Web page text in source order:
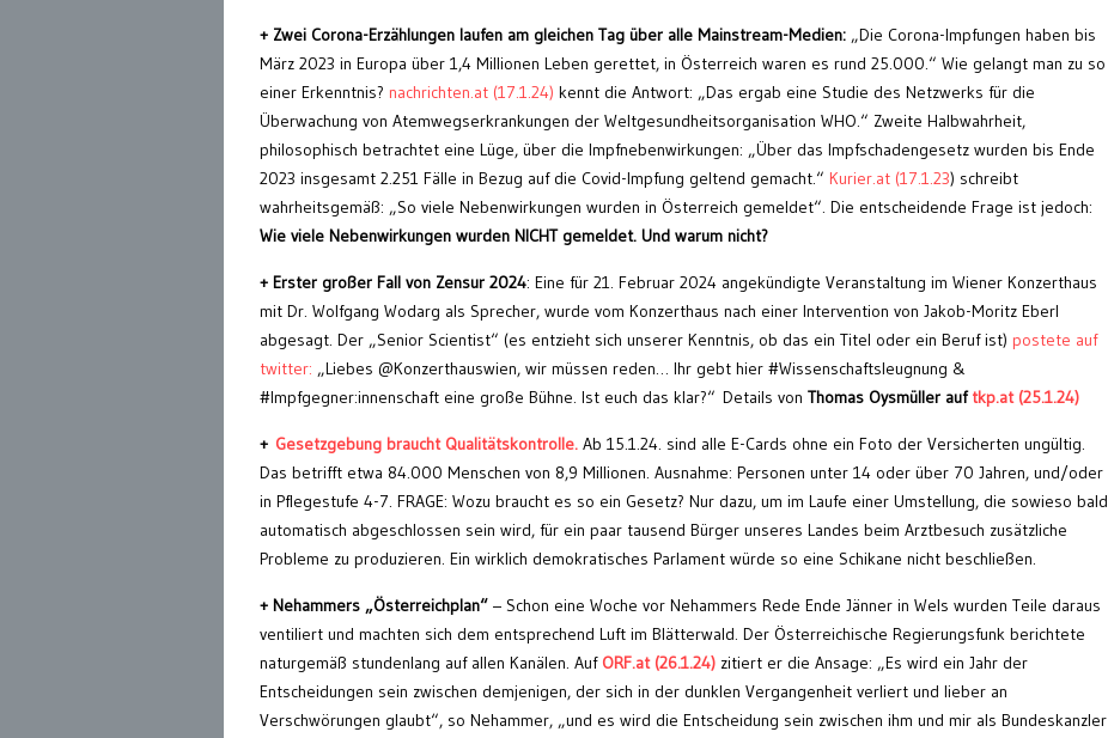
+ Zwei Corona-Erzählungen laufen am gleichen Tag über alle Mainstream-Medien: „Die Corona-Impfungen haben bis
März 2023 in Europa über 1,4 Millionen Leben gerettet, in Österreich waren es rund 25.000.“ Wie gelangt man zu so
einer Erkenntnis? nachrichten.at (17.1.24) kennt die Antwort: „Das ergab eine Studie des Netzwerks für die
Überwachung von Atemwegserkrankungen der Weltgesundheitsorganisation WHO.“ Zweite Halbwahrheit,
philosophisch betrachtet eine Lüge, über die Impfnebenwirkungen: „Über das Impfschadengesetz wurden bis Ende
2023 insgesamt 2.251 Fälle in Bezug auf die Covid-Impfung geltend gemacht.“ Kurier.at (17.1.23) schreibt
wahrheitsgemäß: „So viele Nebenwirkungen wurden in Österreich gemeldet“. Die entscheidende Frage ist jedoch:
Wie viele Nebenwirkungen wurden NICHT gemeldet. Und warum nicht?
+ Erster großer Fall von Zensur 2024: Eine für 21. Februar 2024 angekündigte Veranstaltung im Wiener Konzerthaus
mit Dr. Wolfgang Wodarg als Sprecher, wurde vom Konzerthaus nach einer Intervention von Jakob-Moritz Eberl
abgesagt. Der „Senior Scientist“ (es entzieht sich unserer Kenntnis, ob das ein Titel oder ein Beruf ist) postete auf
twitter: „Liebes @Konzerthauswien, wir müssen reden… Ihr gebt hier #Wissenschaftsleugnung &
#Impfgegner:innenschaft eine große Bühne. Ist euch das klar?“ Details von Thomas Oysmüller auftkp.at (25.1.24)
+ Gesetzgebung braucht Qualitätskontrolle. Ab 15.1.24. sind alle E-Cards ohne ein Foto der Versicherten ungültig.
Das betrifft etwa 84.000 Menschen von 8,9 Millionen. Ausnahme: Personen unter 14 oder über 70 Jahren, und/oder
in Pflegestufe 4-7. FRAGE: Wozu braucht es so ein Gesetz? Nur dazu, um im Laufe einer Umstellung, die sowieso bald
automatisch abgeschlossen sein wird, für ein paar tausend Bürger unseres Landes beim Arztbesuch zusätzliche
Probleme zu produzieren. Ein wirklich demokratisches Parlament würde so eine Schikane nicht beschließen.
+ Nehammers „Österreichplan“ – Schon eine Woche vor Nehammers Rede Ende Jänner in Wels wurden Teile daraus
ventiliert und machten sich dem entsprechend Luft im Blätterwald. Der Österreichische Regierungsfunk berichtete
naturgemäß stundenlang auf allen Kanälen. Auf ORF.at (26.1.24) zitiert er die Ansage: „Es wird ein Jahr der
Entscheidungen sein zwischen demjenigen, der sich in der dunklen Vergangenheit verliert und lieber an
Verschwörungen glaubt“, so Nehammer, „und es wird die Entscheidung sein zwischen ihm und mir als Bundeskanzler